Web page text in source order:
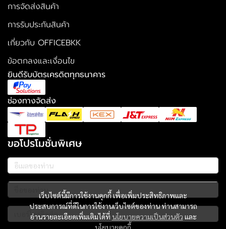
เว็บไซต์นี้มีการใช้งานคุกกี้ เพื่อเพิ่มประสิทธิภาพและ
ประสบการณ์ที่ดีในการใช้งานเว็บไซต์ของท่าน ท่านสามารถ
อ่านรายละเอียดเพิ่มเติมได้ที่ นโยบายความเป็นส่วนตัว และ
นโยบายคุกกี้
การจัดส่งสินค้า
การรับประกันสินค้า
เกี่ยวกับ OFFICEBKK
ข้อตกลงและเงื่อนไข
ยินดีรับบัตรเครดิตทุกธนาคาร
ช่องทางจัดส่ง
ขอโปรโมชั่นพิเศษ